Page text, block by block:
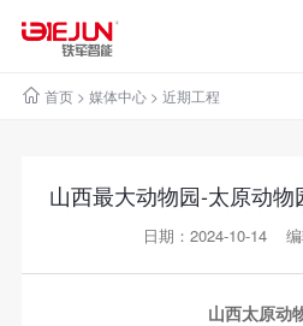
首页> 媒体中心> 近期工程
山西最大动物园-太原动
日期：2024-10-14
山西太原动